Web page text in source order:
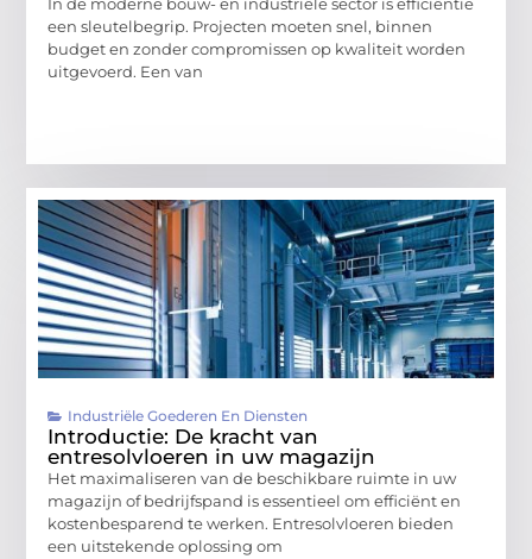
een sleutelbegrip. Projecten moeten snel, binnen
budget en zonder compromissen op kwaliteit worden
uitgevoerd. Een van
Industriële Goederen En Diensten
Introductie: De kracht van
entresolvloeren in uw magazijn
Het maximaliseren van de beschikbare ruimte in uw
magazijn of bedrijfspand is essentieel om efficiënt en
kostenbesparend te werken. Entresolvloeren bieden
een uitstekende oplossing om